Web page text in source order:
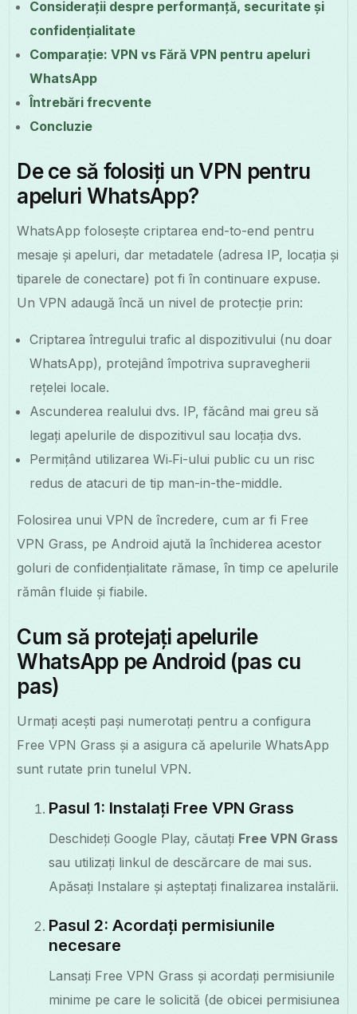
Considerații despre performanță, securitate și
confidențialitate
Comparație: VPN vs Fără VPN pentru apeluri
WhatsApp
Întrebări frecvente
Concluzie
De ce să folosiți un VPN pentru
apeluri WhatsApp?
WhatsApp folosește criptarea end-to-end pentru
mesaje și apeluri, dar metadatele (adresa IP, locația și
tiparele de conectare) pot fi în continuare expuse.
Un VPN adaugă încă un nivel de protecție prin:
Criptarea întregului trafic al dispozitivului (nu doar
WhatsApp), protejând împotriva supravegherii
rețelei locale.
Ascunderea realului dvs. IP, făcând mai greu să
legați apelurile de dispozitivul sau locația dvs.
Permițând utilizarea Wi‑Fi-ului public cu un risc
redus de atacuri de tip man-in-the-middle.
Folosirea unui VPN de încredere, cum ar fi Free
VPN Grass, pe Android ajută la închiderea acestor
goluri de confidențialitate rămase, în timp ce apelurile
rămân fluide și fiabile.
Cum să protejați apelurile
WhatsApp pe Android (pas cu
pas)
Urmați acești pași numerotați pentru a configura
Free VPN Grass și a asigura că apelurile WhatsApp
sunt rutate prin tunelul VPN.
Pasul 1: Instalați Free VPN Grass
Deschideți Google Play, căutați Free VPN Grass
sau utilizați linkul de descărcare de mai sus.
Apăsați Instalare și așteptați finalizarea instalării.
Pasul 2: Acordați permisiunile
necesare
Lansați Free VPN Grass și acordați permisiunile
minime pe care le solicită (de obicei permisiunea